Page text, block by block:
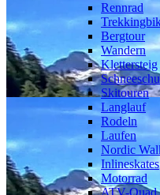
Rennrad
Bergtour
Wandern
Klettersteig
Skitouren
Langlauf
Rodeln
Laufen
Nordic
Inlineskates
Motorrad
ATV-Quad